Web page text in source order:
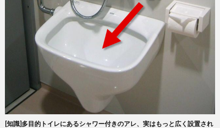
[知識]多目的トイレにあるシャワー付きのアレ、実はもっと広く設置され